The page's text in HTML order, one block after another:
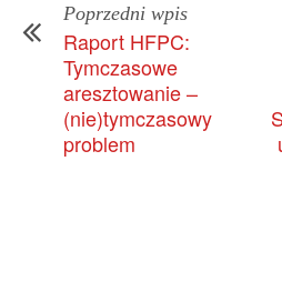
Poprzedni wpis
Raport HFPC:
Tymczasowe
aresztowanie –
(nie)tymczasowy
problem